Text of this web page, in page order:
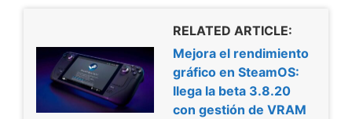
RELATED ARTICLE:
Mejora el rendimiento
gráfico en SteamOS:
llega la beta 3.8.20
con gestión de VRAM